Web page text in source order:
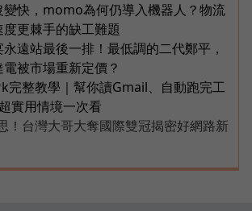
變快，momo為何仍導入機器人？物流
更棘手的缺工難題
遠站最後一排！最低調的二代鄭平，
被市場重新定價？
完整教學｜幫你讀Gmail、自動跑完工
實用情境一次看
！台灣大哥大奪國際雙冠揭密好網路新